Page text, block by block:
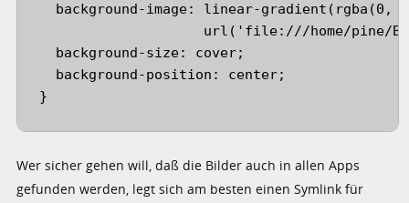
background-image: linear-gradient(rgba(0,
url('file:///home/pine/
  background-size: cover;
  background-position: center;
Wer sicher gehen will, daß die Bilder auch in allen Apps
gefunden werden, legt sich am besten einen Symlink für